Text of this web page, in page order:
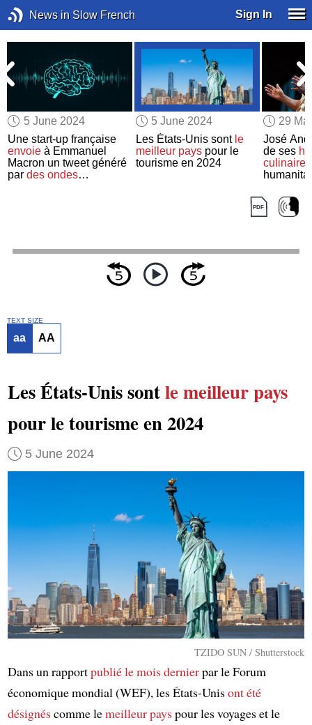
News in Slow French Sign In
5 June 2024
Une start-up française
envoie à Emmanuel
Macron un tweet généré
pardes ondes
5 June 2024
Les États-Unis sont le
meilleur payspour le
tourisme en 2024
29
José
de ses
culinaires
TEXT SIZE
aa AA
Les États-Unis sontle meilleur pays
pour le tourisme en 2024
5 June 2024
TZIDO SUN / Shutterstock
Dans un rapportpubliéle mois dernierpar le Forum
économique mondial (WEF), les États-Unisont été
désignéscomme lemeilleur payspour les voyages et le